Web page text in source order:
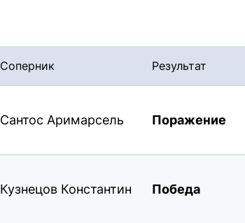
Соперник Результат
Сантос Аримарсель Поражение
Кузнецов Константин Победа